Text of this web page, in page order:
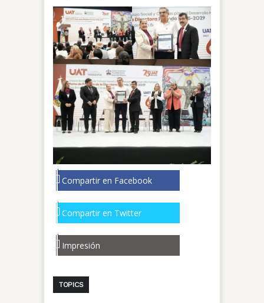
Compartir en Facebook
Compartir en Twitter
Impresión
TOPICS